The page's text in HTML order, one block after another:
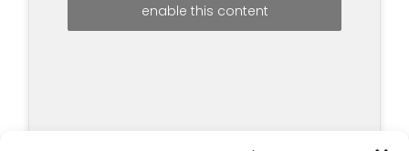
enable this content